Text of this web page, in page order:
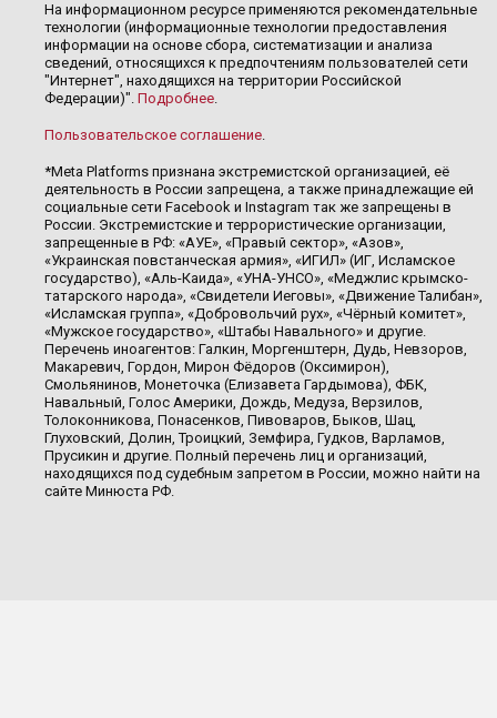
На информационном ресурсе применяются рекомендательные
технологии (информационные технологии предоставления
информации на основе сбора, систематизации и анализа
сведений, относящихся к предпочтениям пользователей сети
"Интернет", находящихся на территории Российской
Федерации)". Подробнее.
Пользовательское соглашение.
*Meta Platforms признана экстремистской организацией, её
деятельность в России запрещена, а также принадлежащие ей
социальные сети Facebook и Instagram так же запрещены в
России. Экстремистские и террористические организации,
запрещенные в РФ: «АУЕ», «Правый сектор», «Азов»,
«Украинская повстанческая армия», «ИГИЛ» (ИГ, Исламское
государство), «Аль-Каида», «УНА-УНСО», «Меджлис крымско-
татарского народа», «Свидетели Иеговы», «Движение Талибан»,
«Исламская группа», «Добровольчий рух», «Чёрный комитет»,
«Мужское государство», «Штабы Навального» и другие.
Перечень иноагентов: Галкин, Моргенштерн, Дудь, Невзоров,
Макаревич, Гордон, Мирон Фёдоров (Оксимирон),
Смольянинов, Монеточка (Елизавета Гардымова), ФБК,
Навальный, Голос Америки, Дождь, Медуза, Верзилов,
Толоконникова, Понасенков, Пивоваров, Быков, Шац,
Глуховский, Долин, Троицкий, Земфира, Гудков, Варламов,
Прусикин и другие. Полный перечень лиц и организаций,
находящихся под судебным запретом в России, можно найти на
сайте Минюста РФ.